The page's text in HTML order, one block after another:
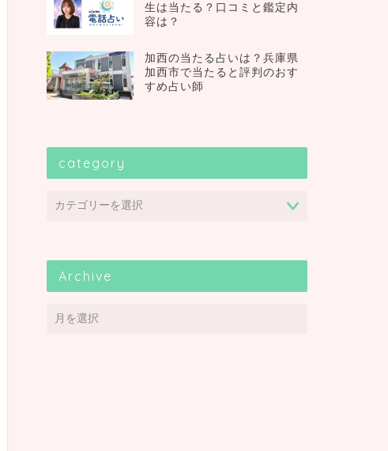
生は当たる？口コミと鑑定内
容は？
加西の当たる占いは？兵庫県
加西市で当たると評判のおす
すめ占い師
category
Archive